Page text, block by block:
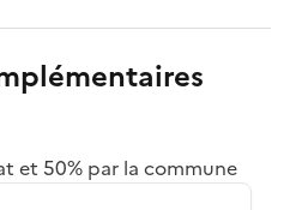
et 50% par la commune